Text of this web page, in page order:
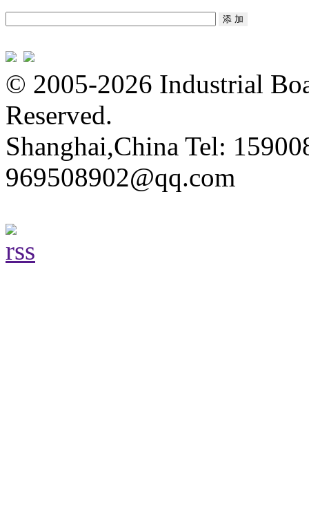
© 2005-2026 Industrial
Reserved.
Shanghai,China Tel:
969508902@qq.com